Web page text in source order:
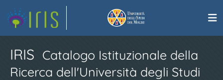
IRIS Catalogo Istituzionale della
Ricerca dell'Università degli Studi